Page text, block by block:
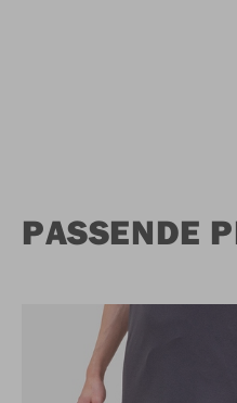
PASSENDE